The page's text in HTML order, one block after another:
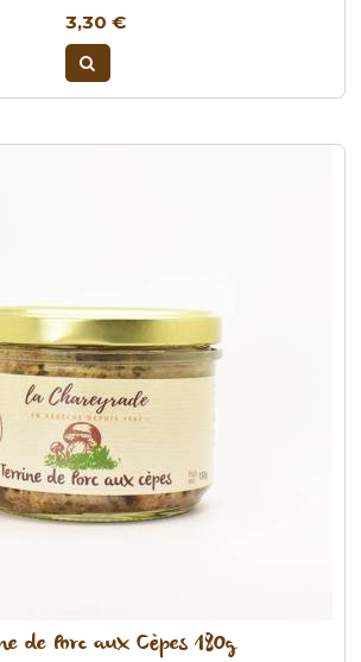
3,30 €
de Porc aux Cèpes 180g